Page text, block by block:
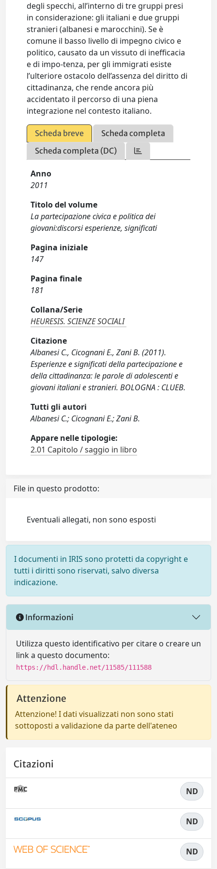
degli specchi, all’interno di tre gruppi presi
in considerazione: gli italiani e due gruppi
stranieri (albanesi e marocchini). Se è
comune il basso livello di impegno civico e
politico, causato da un vissuto di inefficacia
e di impo-tenza, per gli immigrati esiste
l’ulteriore ostacolo dell’assenza del diritto di
cittadinanza, che rende ancora più
accidentato il percorso di una piena
integrazione nel contesto italiano.
Scheda breve
Scheda completa
Scheda completa (DC)
Anno
2011
Titolo del volume
La partecipazione civica e politica dei
giovani:discorsi esperienze, significati
Pagina iniziale
147
Pagina finale
181
Collana/Serie
HEURESIS. SCIENZE SOCIALI
Citazione
Albanesi C., Cicognani E., Zani B. (2011).
Esperienze e significati della partecipazione e
della cittadinanza: le parole di adolescenti e
giovani italiani e stranieri. BOLOGNA : CLUEB.
Tutti gli autori
Albanesi C.; Cicognani E.; Zani B.
Appare nelle tipologie:
2.01 Capitolo / saggio in libro
File in questo prodotto:
Eventuali allegati, non sono esposti
I documenti in IRIS sono protetti da copyright e
tutti i diritti sono riservati, salvo diversa
indicazione.
Informazioni
Utilizza questo identificativo per citare o creare un
link a questo documento:
https://hdl.handle.net/11585/111588
Attenzione
Attenzione! I dati visualizzati non sono stati
sottoposti a validazione da parte dell'ateneo
Citazioni
ND
ND
ND